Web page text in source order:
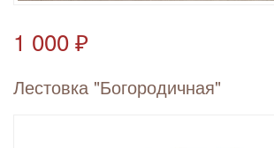
1 000 ₽
Лестовка "Богородичная"